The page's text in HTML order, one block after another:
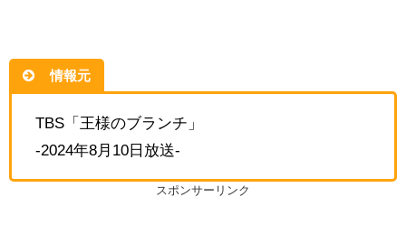
情報元
TBS「王様のブランチ」
-2024年8月10日放送-
スポンサーリンク